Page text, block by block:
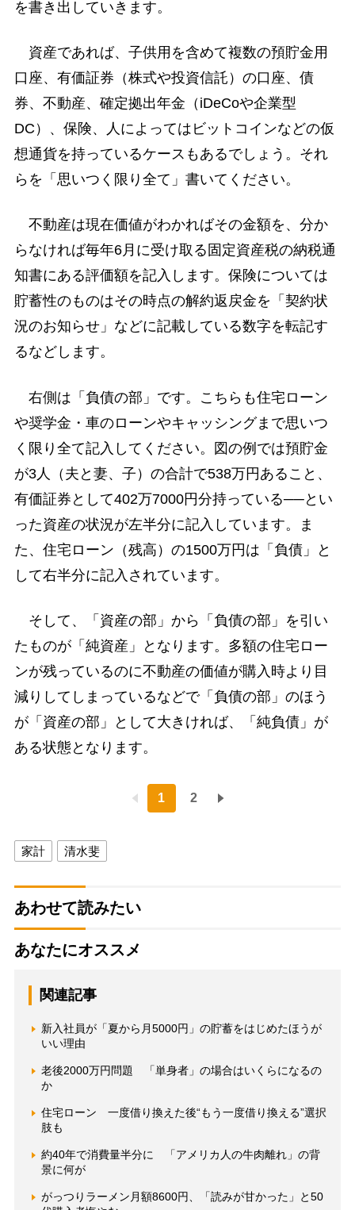
を書き出していきます。
資産であれば、子供用を含めて複数の預貯金用
口座、有価証券（株式や投資信託）の口座、債
券、不動産、確定拠出年金（iDeCoや企業型
DC）、保険、人によってはビットコインなどの仮
想通貨を持っているケースもあるでしょう。それ
らを「思いつく限り全て」書いてください。
不動産は現在価値がわかればその金額を、分か
らなければ毎年6月に受け取る固定資産税の納税通
知書にある評価額を記入します。保険については
貯蓄性のものはその時点の解約返戻金を「契約状
況のお知らせ」などに記載している数字を転記す
るなどします。
右側は「負債の部」です。こちらも住宅ローン
や奨学金・車のローンやキャッシングまで思いつ
く限り全て記入してください。図の例では預貯金
が3人（夫と妻、子）の合計で538万円あること、
有価証券として402万7000円分持っている──とい
った資産の状況が左半分に記入しています。ま
た、住宅ローン（残高）の1500万円は「負債」と
して右半分に記入されています。
そして、「資産の部」から「負債の部」を引い
たものが「純資産」となります。多額の住宅ロー
ンが残っているのに不動産の価値が購入時より目
減りしてしまっているなどで「負債の部」のほう
が「資産の部」として大きければ、「純負債」が
ある状態となります。
1 2
家計 清水斐
あわせて読みたい
あなたにオススメ
関連記事
新入社員が「夏から月5000円」の貯蓄をはじめたほうが
いい理由
老後2000万円問題 「単身者」の場合はいくらになるの
か
住宅ローン 一度借り換えた後“もう一度借り換える”選択
肢も
約40年で消費量半分に 「アメリカ人の牛肉離れ」の背
景に何が
がっつりラーメン月額8600円、「読みが甘かった」と50